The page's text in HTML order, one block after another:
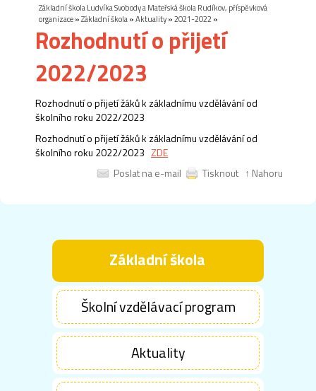
Základní škola Ludvíka Svobody a Mateřská škola Rudíkov, příspěvková
organizace»Základní škola»Aktuality»2021-2022 »
Rozhodnutí o přijetí
2022/2023
Rozhodnutí o přijetí žáků k základnímu vzdělávání od
školního roku 2022/2023
Rozhodnutí o přijetí žáků k základnímu vzdělávání od
školního roku 2022/2023 ZDE
Poslat na e-mail
Tisknout ↑ Nahoru
Základní škola
Školní vzdělávací program
Aktuality